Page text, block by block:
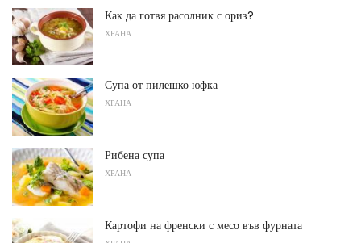
Как да готвя расолник с ориз?
ХРАНА
Супа от пилешко юфка
ХРАНА
Рибена супа
ХРАНА
Картофи на френски с месо във фурната